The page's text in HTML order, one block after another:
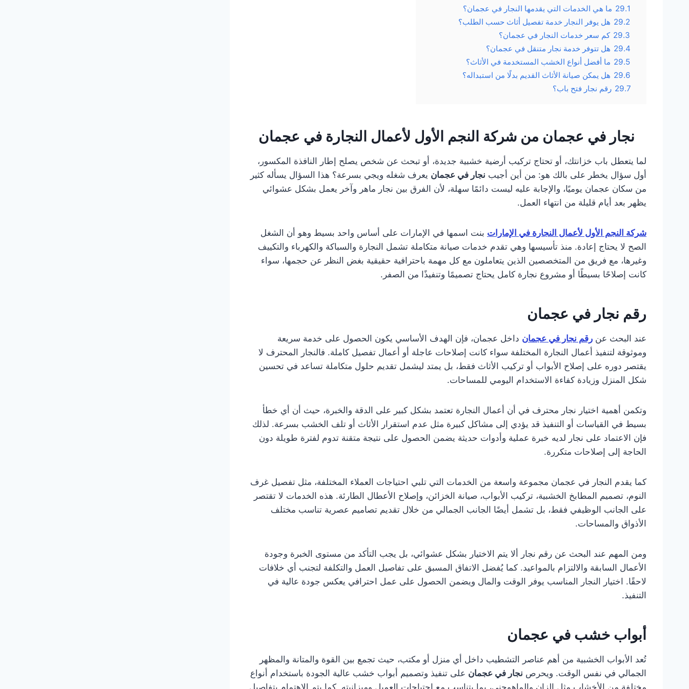
29.1 ما هي الخدمات التي يقدمها النجار في عجمان؟
29.2 هل يوفر النجار خدمة تفصيل أثاث حسب الطلب؟
29.3 كم سعر خدمات النجار في عجمان؟
29.4 هل تتوفر خدمة نجار متنقل في عجمان؟
29.5 ما أفضل أنواع الخشب المستخدمة في الأثاث؟
29.6 هل يمكن صيانة الأثاث القديم بدلًا من استبداله؟
29.7 رقم نجار فتح باب؟
نجار في عجمان منشركة النجم الأول لأعمال النجارة في عجمان
لما يتعطل باب خزانتك، أو تحتاج تركيب أرضية خشبية جديدة، أو تبحث عن شخص يصلح إطار النافذة المكسور،
أول سؤال يخطر على بالك هو: من أين أجيب نجار في عجمان يعرف شغله ويجي بسرعة؟ هذا السؤال يسأله كثير
من سكان عجمان يوميًا، والإجابة عليه ليست دائمًا سهلة، لأن الفرق بين نجار ماهر وآخر يعمل بشكل عشوائي
يظهر بعد أيام قليلة من انتهاء العمل.
شركة النجم الأول لأعمال النجارة في الإمارات بنت اسمها في الإمارات على أساس واحد بسيط وهو أن الشغل
الصح لا يحتاج إعادة. منذ تأسيسها وهي تقدم خدمات صيانة متكاملة تشمل النجارة والسباكة والكهرباء والتكييف
وغيرها، مع فريق من المتخصصين الذين يتعاملون مع كل مهمة باحترافية حقيقية بغض النظر عن حجمها، سواء
كانت إصلاحًا بسيطًا أو مشروع نجارة كامل يحتاج تصميمًا وتنفيذًا من الصفر.
رقم نجار في عجمان
عند البحث عنرقم نجار في عجمان داخل عجمان، فإن الهدف الأساسي يكون الحصول على خدمة سريعة
وموثوقة لتنفيذ أعمال النجارة المختلفة سواء كانت إصلاحات عاجلة أو أعمال تفصيل كاملة. فالنجار المحترف لا
يقتصر دوره على إصلاح الأبواب أو تركيب الأثاث فقط، بل يمتد ليشمل تقديم حلول متكاملة تساعد في تحسين
شكل المنزل وزيادة كفاءة الاستخدام اليومي للمساحات.
وتكمن أهمية اختيار نجار محترف في أن أعمال النجارة تعتمد بشكل كبير على الدقة والخبرة، حيث أن أي خطأ
بسيط في القياسات أو التنفيذ قد يؤدي إلى مشاكل كبيرة مثل عدم استقرار الأثاث أو تلف الخشب بسرعة. لذلك
فإن الاعتماد على نجار لديه خبرة عملية وأدوات حديثة يضمن الحصول على نتيجة متقنة تدوم لفترة طويلة دون
الحاجة إلى إصلاحات متكررة.
كما يقدم النجار في عجمان مجموعة واسعة من الخدمات التي تلبي احتياجات العملاء المختلفة، مثل تفصيل غرف
النوم، تصميم المطابخ الخشبية، تركيب الأبواب، صيانة الخزائن، وإصلاح الأعطال الطارئة. هذه الخدمات لا تقتصر
على الجانب الوظيفي فقط، بل تشمل أيضًا الجانب الجمالي من خلال تقديم تصاميم عصرية تناسب مختلف
الأذواق والمساحات.
ومن المهم عند البحث عن رقم نجار ألا يتم الاختيار بشكل عشوائي، بل يجب التأكد من مستوى الخبرة وجودة
الأعمال السابقة والالتزام بالمواعيد. كما يُفضل الاتفاق المسبق على تفاصيل العمل والتكلفة لتجنب أي خلافات
لاحقًا. اختيار النجار المناسب يوفر الوقت والمال ويضمن الحصول على عمل احترافي يعكس جودة عالية في
التنفيذ.
أبواب خشب في عجمان
تُعد الأبواب الخشبية من أهم عناصر التشطيب داخل أي منزل أو مكتب، حيث تجمع بين القوة والمتانة والمظهر
الجمالي في نفس الوقت. ويحرص نجار في عجمان على تنفيذ وتصميم أبواب خشب عالية الجودة باستخدام أنواع
مختلفة من الأخشاب مثل الزان والماهوجني، بما يتناسب مع احتياجات العميل وميزانيته. كما يتم الاهتمام بتفاصيل